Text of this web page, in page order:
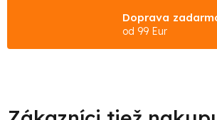
Doprava
od 99 Eur